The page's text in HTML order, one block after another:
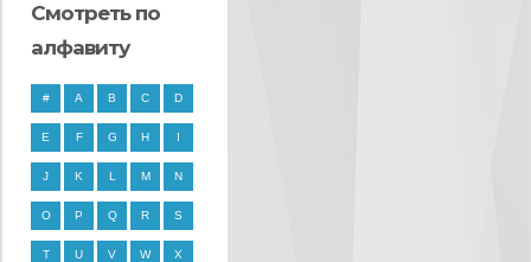
Смотреть по
алфавиту
# A B C D
E F G H I
J K L M N
O P Q R S
T U V W X